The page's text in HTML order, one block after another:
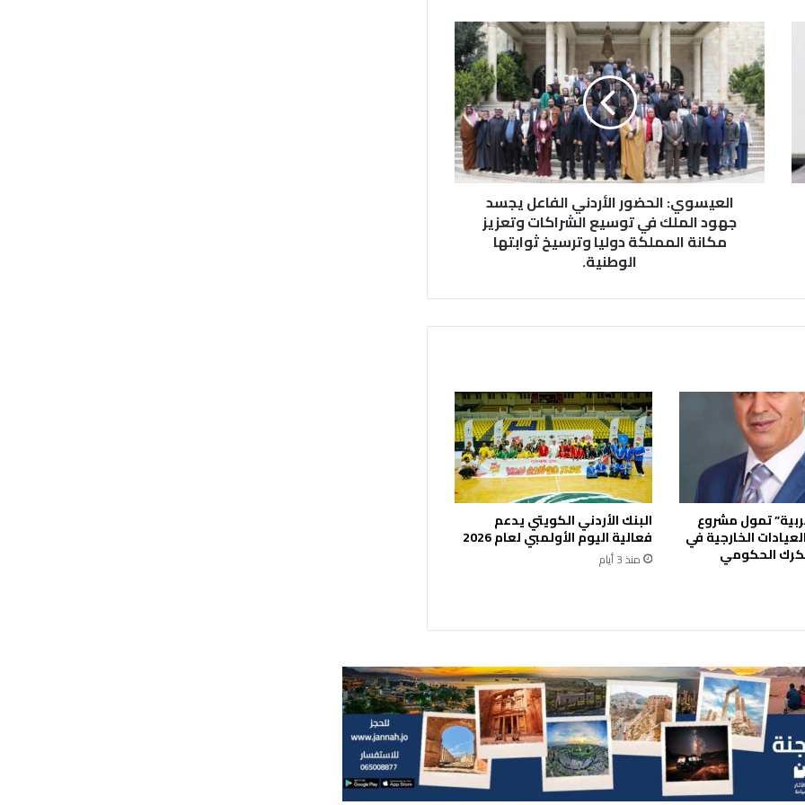
ا
ل
ع
ي
س
و
ي
:
ا
ا
أ
ن
ي
ا
ل
ف
ا
ع
ل
ي
ج
ه
د
ا
ل
م
ل
العيسوي: الحضور الأردني الفاعل يجسد
جهود الملك في توسيع الشراكات وتعزيز
مكانة المملكة دوليا وترسيخ ثوابتها
الوطنية.
تمول مشروع
الخارجية في
الحكومي
البنك الأردني الكويتي يدعم
فعالية اليوم الأولمبي لعام 2026
منذ 3 أيام